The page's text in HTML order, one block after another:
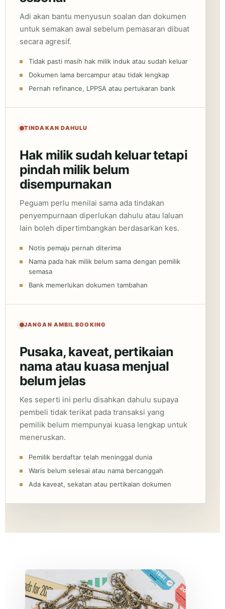
Adi akan bantu menyusun soalan dan dokumen
untuk semakan awal sebelum pemasaran dibuat
secara agresif.
Tidak pasti masih hak milik induk atau sudah keluar
Dokumen lama bercampur atau tidak lengkap
Pernah refinance, LPPSA atau pertukaran bank
TINDAKAN DAHULU
Hak milik sudah keluar tetapi
pindah milik belum
disempurnakan
Peguam perlu menilai sama ada tindakan
penyempurnaan diperlukan dahulu atau laluan
lain boleh dipertimbangkan berdasarkan kes.
Notis pemaju pernah diterima
Nama pada hak milik belum sama dengan pemilik
semasa
Bank memerlukan dokumen tambahan
JANGAN AMBIL BOOKING
Pusaka, kaveat, pertikaian
nama atau kuasa menjual
belum jelas
Kes seperti ini perlu disahkan dahulu supaya
pembeli tidak terikat pada transaksi yang
pemilik belum mempunyai kuasa lengkap untuk
meneruskan.
Pemilik berdaftar telah meninggal dunia
Waris belum selesai atau nama bercanggah
Ada kaveat, sekatan atau pertikaian dokumen